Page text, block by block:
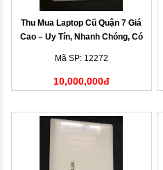
Thu Mua Laptop Cũ Quận 7 Giá
Cao – Uy Tín, Nhanh Chóng, Có
Mã SP: 12272
10,000,000đ